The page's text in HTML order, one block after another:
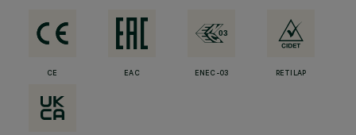
CE EAC ENEC-03 RETILAP